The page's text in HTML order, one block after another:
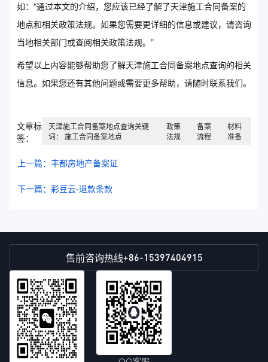
如：“通过本文的介绍，您应该已经了解了天津施工合同备案的
地点和相关政策法规。如果您需要更详细的信息或建议，请咨询
当地相关部门或查阅相关政策法规。”
希望以上内容能够帮助您了解天津施工合同备案地点查询的相关
信息。如果您还有其他问题或需要更多帮助，请随时联系我们。
文章标
签：
天津施工合同备案地点查询关键
词： 施工合同备案地点
政策
法规
备案
流程
材料
准备
上一篇：丰都房地产备案证
下一篇：彩豆云-退款条款
售前咨询热线+86-15397404915